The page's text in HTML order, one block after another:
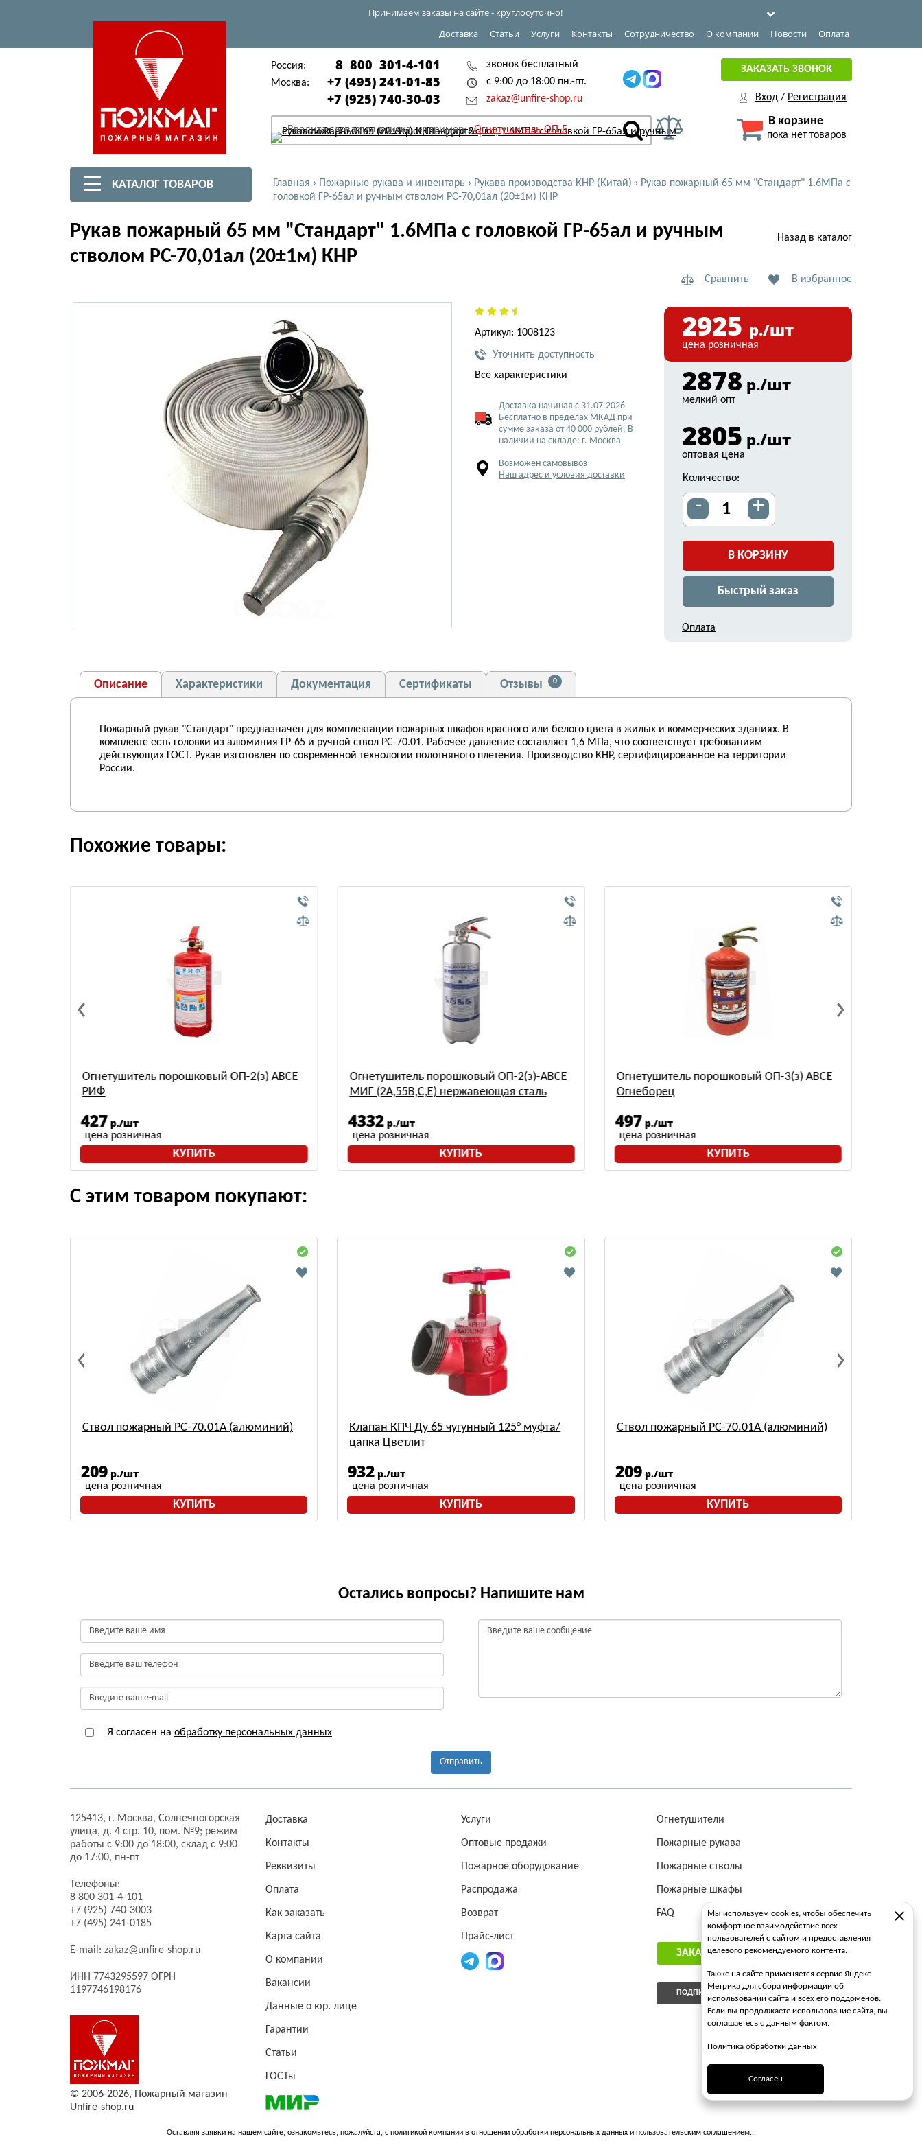
Принимаем заказы на сайте - круглосуточно!
Доставка
Статьи Услуги Контакты Сотрудничество О компании Новости Оплата
Россия: 8 800 301-4-101
Москва:
+7 (495) 241-01-85
+7 (925) 740-30-03
звонок бесплатный
с 9:00 до 18:00 пн.-пт.
zakaz@unfire-shop.ru
Введите слова для поиска, например: Огнетушитель ОП-5
ЗАКАЗАТЬ ЗВОНОК
Вход / Регистрация
В корзине
пока нет товаров
КАТАЛОГ ТОВАРОВ Главная › Пожарные рукава и инвентарь › Рукава производства КНР (Китай) › Рукав пожарный 65 мм "Стандарт" 1.6МПа с
головкой ГР-65ал и ручным стволом РС-70,01ал (20±1м) КНР
Рукав пожарный 65 мм "Стандарт" 1.6МПа с головкой ГР-65ал и ручным
стволом РС-70,01ал (20±1м) КНР
Назад в каталог
Сравнить В избранное
Артикул: 1008123
Уточнить доступность
Все характеристики
Доставка начиная с 31.07.2026
Бесплатно в пределах МКАД при
сумме заказа от 40 000 рублей. В
наличии на складе: г. Москва
Возможен самовывоз
Наш адрес и условия доставки
2925 р./шт
цена розничная
2878 р./шт
мелкий опт
2805 р./шт
оптовая цена
Количество:
- +
В КОРЗИНУ
Быстрый заказ
Оплата
Описание Характеристики Документация Сертификаты Отзывы 0
Пожарный рукав "Стандарт" предназначен для комплектации пожарных шкафов красного или белого цвета в жилых и коммерческих зданиях. В
комплекте есть головки из алюминия ГР-65 и ручной ствол РС-70.01. Рабочее давление составляет 1,6 МПа, что соответствует требованиям
действующих ГОСТ. Рукав изготовлен по современной технологии полотняного плетения. Производство КНР, сертифицированное на территории
России.
Похожие товары:
Огнетушитель порошковый ОП-2(з) АВСЕ
РИФ
427 р./шт
цена розничная
КУПИТЬ
Огнетушитель порошковый ОП-2(з)-АВСЕ
МИГ (2А,55В,С,Е) нержавеющая сталь
4332 р./шт
цена розничная
КУПИТЬ
Огнетушитель порошковый ОП-3(з) АВСЕ
Огнеборец
497 р./шт
цена розничная
КУПИТЬ
С этим товаром покупают:
Ствол пожарный РС-70.01А (алюминий)
209 р./шт
цена розничная
КУПИТЬ
Клапан КПЧ Ду 65 чугунный 125° муфта/
цапка Цветлит
932 р./шт
цена розничная
КУПИТЬ
Ствол пожарный РС-70.01А (алюминий)
209 р./шт
цена розничная
КУПИТЬ
Остались вопросы? Напишите нам
Я согласен на обработку персональных данных
Отправить
125413, г. Москва, Солнечногорская
улица, д. 4 стр. 10, пом. №9; режим
работы с 9:00 до 18:00, склад с 9:00
до 17:00, пн-пт
Телефоны:
8 800 301-4-101
+7 (925) 740-3003
+7 (495) 241-0185
E-mail: zakaz@unfire-shop.ru
ИНН 7743295597 ОГРН
1197746198176
© 2006-2026,
Пожарный магазин
Unfire-shop.ru
Доставка
Контакты
Реквизиты
Оплата
Как заказать
Карта сайта
О компании
Вакансии
Данные о юр. лице
Гарантии
Статьи
ГОСТы
Услуги
Оптовые продажи
Пожарное оборудование
Распродажа
Возврат
Прайс-лист
Огнетушители
Пожарные рукава
Пожарные стволы
Пожарные шкафы
FAQ
ЗАКАЗАТЬ ЗВОНОК
ПОДПИСАТЬСЯ НА РАССЫЛКУ
Оставляя заявки на нашем сайте, ознакомьтесь, пожалуйста, с политикой компаниив отношении обработки персональных данных и пользовательским соглашением...
Мы используем cookies, чтобы обеспечить
комфортное взаимодействие всех
пользователей с сайтом и предоставления
целевого рекомендуемого контента.
Также на сайте применяется сервис Яндекс
Метрика для сбора информации об
использовании сайта и всех его поддоменов.
Если вы продолжаете использование сайта, вы
соглашаетесь с данным фактом.
Политика обработки данных
Согласен